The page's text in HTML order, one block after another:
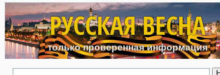
Перейти к основному
РУССКАЯ ВЕСНА
только проверенная информация